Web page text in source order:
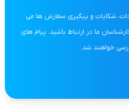
شکایات و پیگیری سفارش ها می
ما در ارتباط باشید. پیام های
خواهند شد.